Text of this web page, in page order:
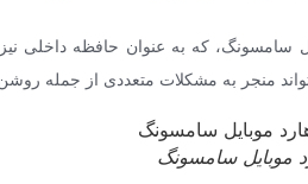
سامسونگ، که به عنوان حافظه داخلی
منجر به مشکلات متعددی از جمله
موبایل سامسونگ